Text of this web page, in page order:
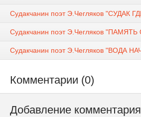
Судакчанин поэт Э.Чегляков "СУДАК
Судакчанин поэт Э.Чегляков
Судакчанин поэт Э.Чегляков "ВОДА
Комментарии (0)
Добавление комментария